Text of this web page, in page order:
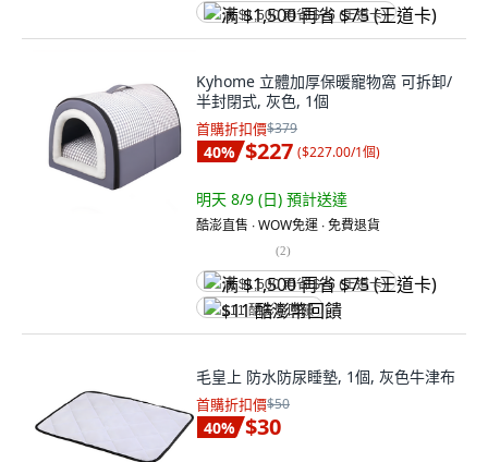
满 $1,500 再省 $75 (王道卡)
Kyhome 立體加厚保暖寵物窩 可拆卸/
半封閉式, 灰色, 1個
首購折扣價$379
40% $227 ($227.00/1個)
明天 8/9 (日) 預計送達
酷澎直售 ∙ WOW免運 ∙ 免費退貨
(2)
满 $1,500 再省 $75 (王道卡)
$11 酷澎幣回饋
毛皇上 防水防尿睡墊, 1個, 灰色牛津布
首購折扣價$50
40% $30